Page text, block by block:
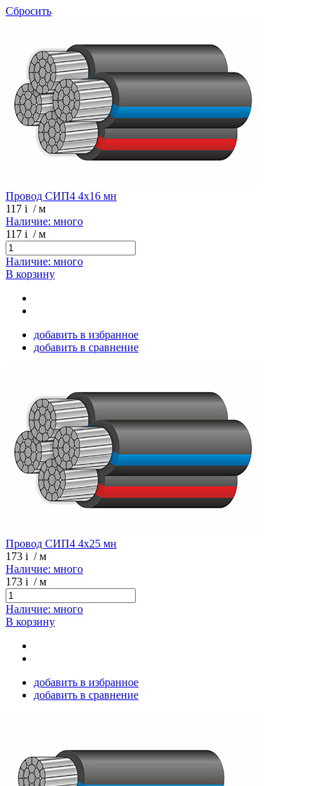
Сбросить
Провод СИП4 4х16 мн
117 i / м
Наличие: много
117 i / м
Наличие: много
В корзину
добавить в избранное
добавить в сравнение
Провод СИП4 4х25 мн
173 i / м
Наличие: много
173 i / м
Наличие: много
В корзину
добавить в избранное
добавить в сравнение